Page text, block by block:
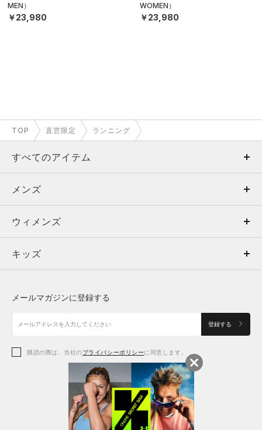
MEN）
￥23,980
WOMEN）
￥23,980
TOP 直営限定 ランニング
すべてのアイテム
メンズ
ウィメンズ
キッズ
アクセサリー
メンズ
トップス
ボトムス
アクセサリー
ウィメンズ
トップス
シューズ
アクセサリー
レギンス＆タイツ
キッズ
シューズ
メールマガジンに登録する
登録する
購読の際は、当社のプライバシーポリシーに同意します。